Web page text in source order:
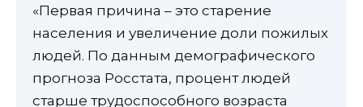
«Первая причина – это старение
населения и увеличение доли пожилых
людей. По данным демографического
прогноза Росстата, процент людей
старше трудоспособного возраста